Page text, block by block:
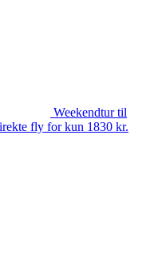
Weekendtur til
fly for kun 1830 kr.